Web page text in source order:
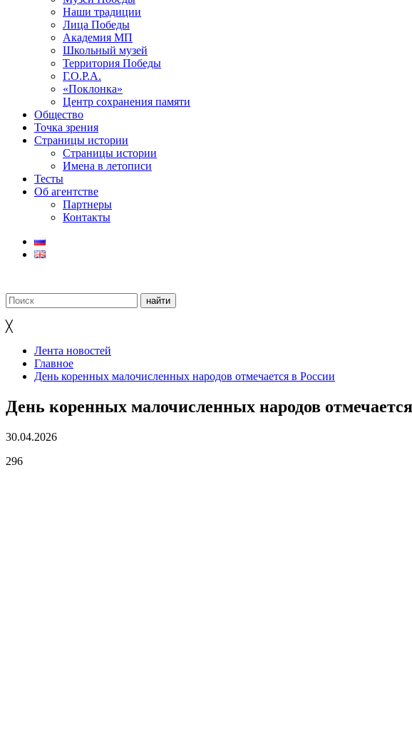
Наши традиции
Лица Победы
Академия МП
Школьный музей
Территория Победы
Г.О.Р.А.
«Поклонка»
Центр сохранения памяти
Общество
Точка зрения
Страницы истории
Страницы истории
Имена в летописи
Тесты
Об агентстве
Партнеры
Контакты
╳
Лента новостей
Главное
День коренных малочисленных народов отмечается в России
День коренных малочисленных народов
30.04.2026
296